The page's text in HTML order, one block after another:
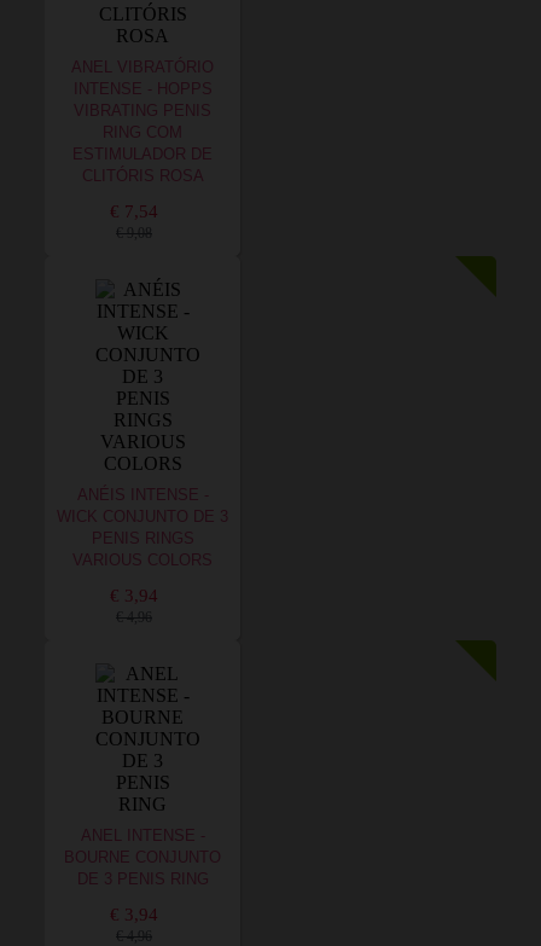
ANEL VIBRATÓRIO
INTENSE - HOPPS
VIBRATING PENIS
RING COM
ESTIMULADOR DE
CLITÓRIS ROSA
€ 7,54
€ 9,08
ANÉIS INTENSE -
WICK CONJUNTO DE 3
PENIS RINGS
VARIOUS COLORS
€ 3,94
€ 4,96
ANEL INTENSE -
BOURNE CONJUNTO
DE 3 PENIS RING
€ 3,94
€ 4,96